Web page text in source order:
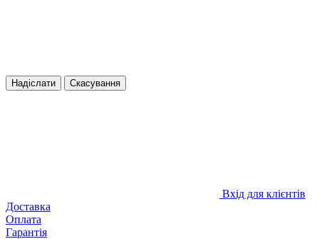
Надіслати Скасування
Вхід для клієнтів
Доставка
Оплата
Гарантія